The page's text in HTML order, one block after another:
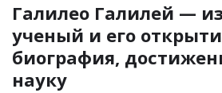
Галилео Галилей —
ученый и его
биография,
науку